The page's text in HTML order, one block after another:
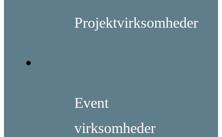
Projektvirksomheder
Event
virksomheder